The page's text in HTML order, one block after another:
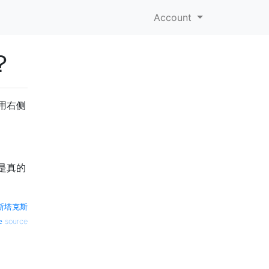
Account
右侧
真的
塔克斯
source